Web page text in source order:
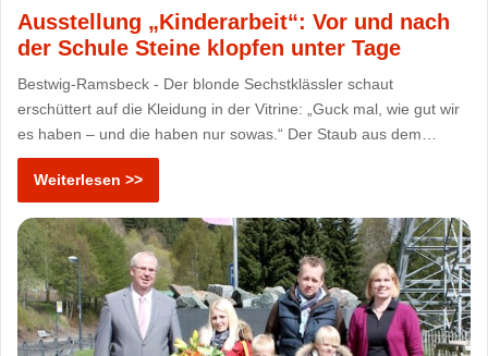
Ausstellung „Kinderarbeit“: Vor und nach
der Schule Steine klopfen unter Tage
Bestwig-Ramsbeck - Der blonde Sechstklässler schaut
erschüttert auf die Kleidung in der Vitrine: „Guck mal, wie gut wir
es haben – und die haben nur sowas.“ Der Staub aus dem…
Weiterlesen >>